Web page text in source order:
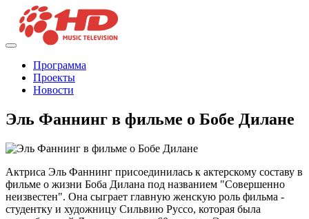
Программа
Проекты
Новости
Эль Фаннинг в фильме о Бобе Дилане
Актриса Эль Фаннинг присоединилась к актерскому составу в
фильме о жизни Боба Дилана под названием "Совершенно
неизвестен". Она сыграет главную женскую роль фильма -
студентку и художницу Сильвию Руссо, которая была